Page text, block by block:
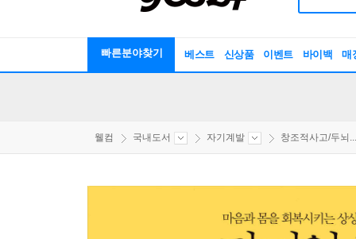
빠른분야찾기 베스트 신상품 이벤트 바이백 매
웰컴 국내도서 자기계발 창조적사고/두뇌...